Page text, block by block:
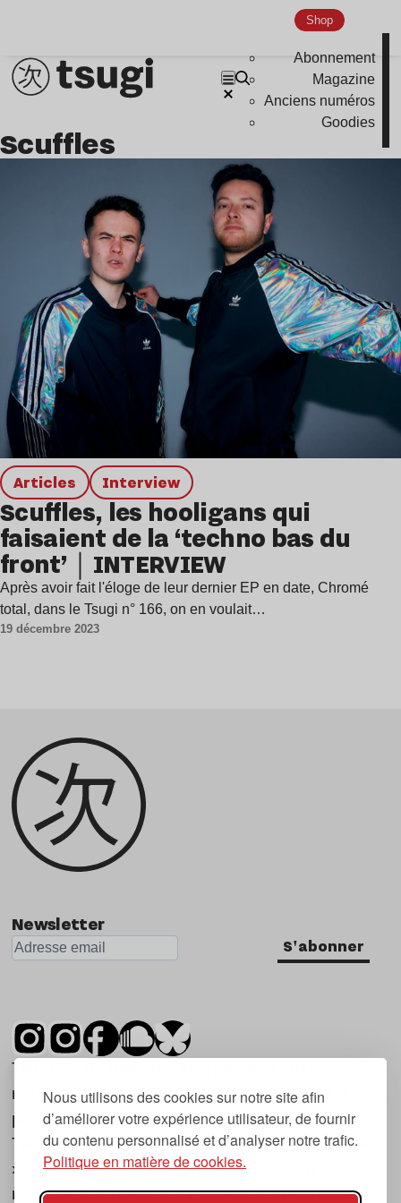
Nous utilisons des cookies sur notre site afin
d’améliorer votre expérience utilisateur, de fournir
du contenu personnalisé et d’analyser notre trafic.
Politique en matière de cookies.
Shop
Abonnement
Magazine
Anciens numéros
Goodies
Scuffles
Articles interview
Scuffles, les hooligans qui
faisaient de la ‘techno bas du
front’｜INTERVIEW
Après avoir fait l'éloge de leur dernier EP en date, Chromé
total, dans le Tsugi n° 166, on en voulait…
19 décembre 2023
Newsletter
S'abonner
Tsugi est un mensuel indépendant sur la
musique et les nouvelles tendances, dont la
première parution date de 2007.
Tsugi en japonais signifie « prochain », « suivant
», ce qui correspond à la thématique du
magazine, à l’affût des nouvelles tendances